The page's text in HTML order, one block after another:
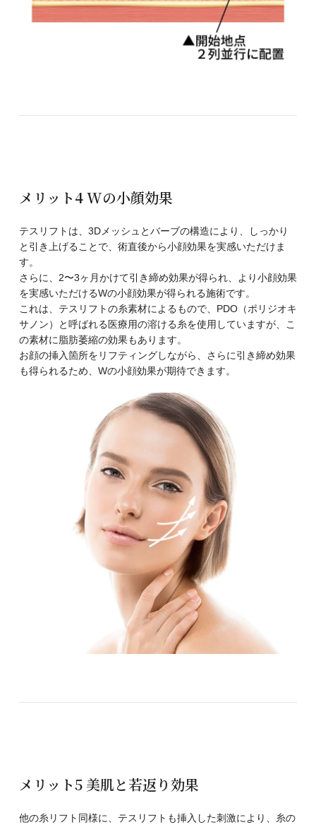
メリット4 Wの小顔効果
テスリフトは、3Dメッシュとバーブの構造により、しっかり
と引き上げることで、術直後から小顔効果を実感いただけま
す。
さらに、2〜3ヶ月かけて引き締め効果が得られ、より小顔効果
を実感いただけるWの小顔効果が得られる施術です。
これは、テスリフトの糸素材によるもので、PDO（ポリジオキ
サノン）と呼ばれる医療用の溶ける糸を使用していますが、こ
の素材に脂肪萎縮の効果もあります。
お顔の挿入箇所をリフティングしながら、さらに引き締め効果
も得られるため、Wの小顔効果が期待できます。
メリット5 美肌と若返り効果
他の糸リフト同様に、テスリフトも挿入した刺激により、糸の